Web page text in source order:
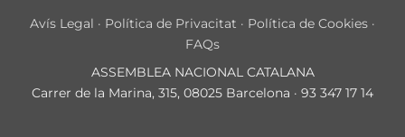
Avís Legal · Política de Privacitat · Política de Cookies ·
FAQs
ASSEMBLEA NACIONAL CATALANA
Carrer de la Marina, 315, 08025 Barcelona · 93 347 17 14